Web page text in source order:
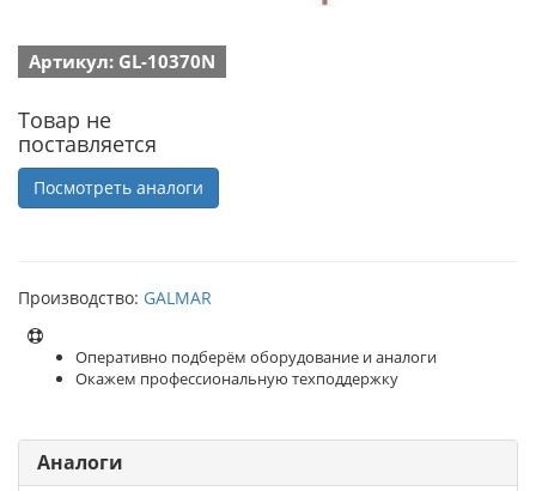
Артикул: GL-10370N
Товар не
поставляется
Посмотреть аналоги
Производство: GALMAR
Оперативно подберём оборудование и аналоги
Окажем профессиональную техподдержку
Аналоги